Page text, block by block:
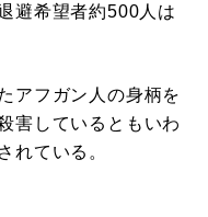
避希望者約500人は
アフガン人の身柄を
害しているともいわ
れている。